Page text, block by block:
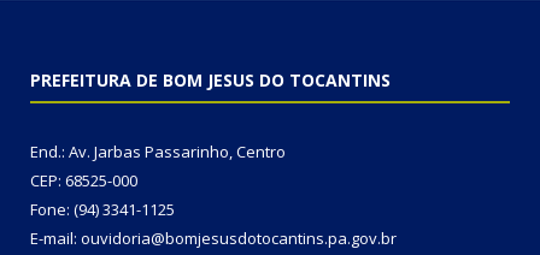
PREFEITURA DE BOM JESUS DO TOCANTINS
End.: Av. Jarbas Passarinho, Centro
CEP: 68525-000
Fone: (94) 3341-1125
E-mail: ouvidoria@bomjesusdotocantins.pa.gov.br